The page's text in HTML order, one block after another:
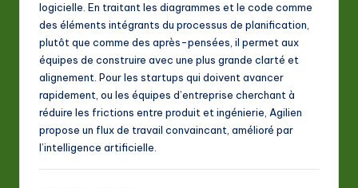
logicielle. En traitant les diagrammes et le code comme
des éléments intégrants du processus de planification,
plutôt que comme des après-pensées, il permet aux
équipes de construire avec une plus grande clarté et
alignement. Pour les startups qui doivent avancer
rapidement, ou les équipes d’entreprise cherchant à
réduire les frictions entre produit et ingénierie, Agilien
propose un flux de travail convaincant, amélioré par
l’intelligence artificielle.